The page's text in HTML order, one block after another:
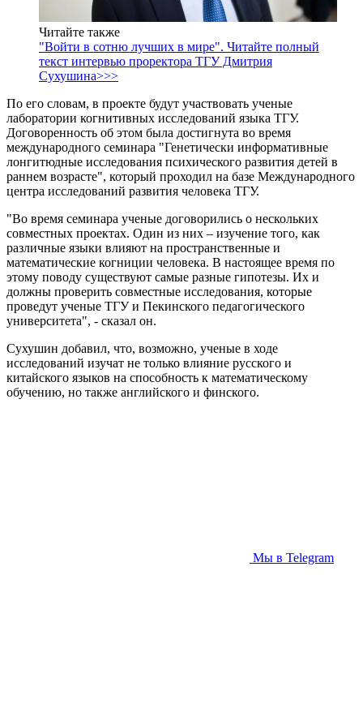
Читайте также
"Войти в сотню лучших в мире". Читайте полный
текст интервью проректора ТГУ Дмитрия
Сухушина>>>
По его словам, в проекте будут участвовать ученые
лаборатории когнитивных исследований языка ТГУ.
Договоренность об этом была достигнута во время
международного семинара "Генетически информативные
лонгитюдные исследования психического развития детей в
раннем возрасте", который проходил на базе Международного
центра исследований развития человека ТГУ.
"Во время семинара ученые договорились о нескольких
совместных проектах. Один из них – изучение того, как
различные языки влияют на пространственные и
математические когниции человека. В настоящее время по
этому поводу существуют самые разные гипотезы. Их и
должны проверить совместные исследования, которые
проведут ученые ТГУ и Пекинского педагогического
университета", - сказал он.
Сухушин добавил, что, возможно, ученые в ходе
исследований изучат не только влияние русского и
китайского языков на способность к математическому
обучению, но также английского и финского.
Мы в Telegram